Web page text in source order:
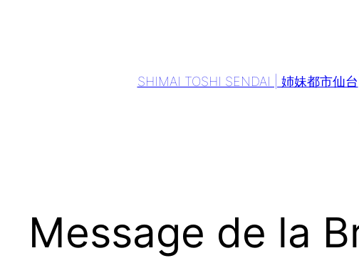
SHIMAI TOSHI SENDAI | 姉妹都市仙台
Message de la